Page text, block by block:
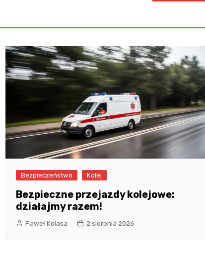
Bezpieczeństwo Kolej
Bezpieczne przejazdy kolejowe:
działajmy razem!
Paweł Kolasa 2 sierpnia 2026